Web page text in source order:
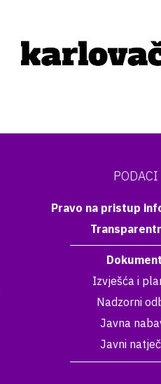
PODACI
Pravo na pristup
Izvješća i
Nadzorni
Javna
Javni